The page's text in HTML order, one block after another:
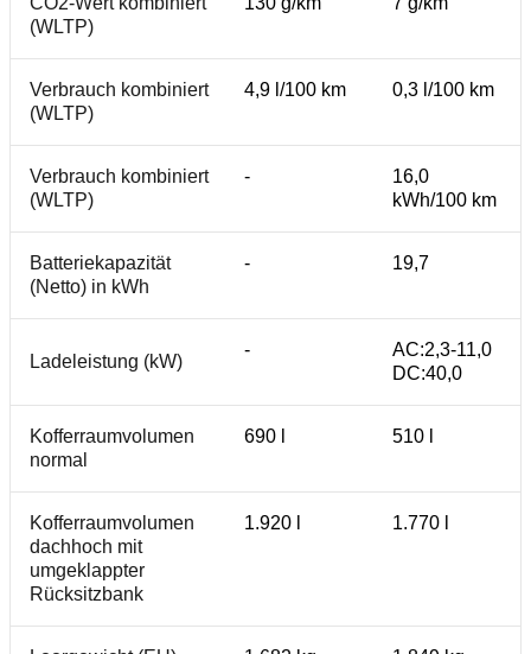
(WLTP)
Verbrauch kombiniert
(WLTP)
4,9 l/100 km 0,3 l/100 km
Verbrauch kombiniert
(WLTP)
-
16,0
kWh/100 km
Batteriekapazität
(Netto) in kWh
- 19,7
Ladeleistung (kW)
-
AC:2,3-11,0
DC:40,0
Kofferraumvolumen
normal
690 l 510 l
Kofferraumvolumen
dachhoch mit
umgeklappter
Rücksitzbank
1.920 l 1.770 l